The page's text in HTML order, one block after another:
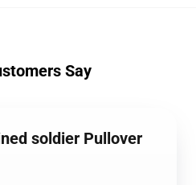
Say
soldier Pullover